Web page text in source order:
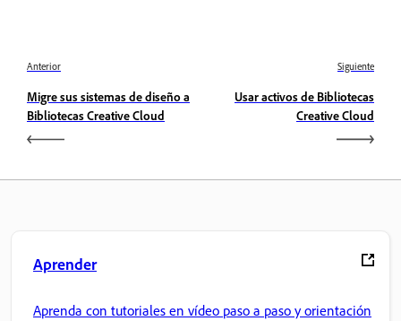
Anterior
Migre sus sistemas de diseño a
Bibliotecas Creative Cloud
Siguiente
Usar activos de Bibliotecas
Creative Cloud
Aprender
Aprenda con tutoriales en vídeo paso a paso y orientación